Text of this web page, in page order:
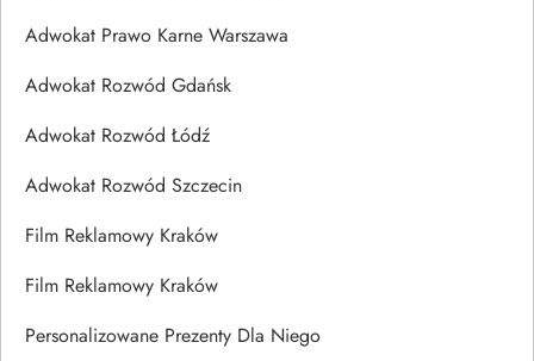
Adwokat Prawo Karne Warszawa
Adwokat Rozwód Gdańsk
Adwokat Rozwód Łódź
Adwokat Rozwód Szczecin
Film Reklamowy Kraków
Film Reklamowy Kraków
Personalizowane Prezenty Dla Niego